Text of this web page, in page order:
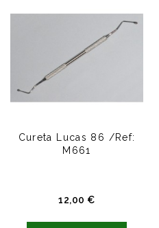
Cureta Lucas 86 /Ref:
M661
12,00 €Precio